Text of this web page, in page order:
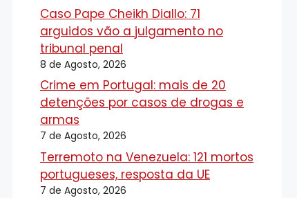
Caso Pape Cheikh Diallo: 71
arguidos vão a julgamento no
tribunal penal
8 de Agosto, 2026
Crime em Portugal: mais de 20
detenções por casos de drogas e
armas
7 de Agosto, 2026
Terremoto na Venezuela: 121 mortos
portugueses, resposta da UE
7 de Agosto, 2026